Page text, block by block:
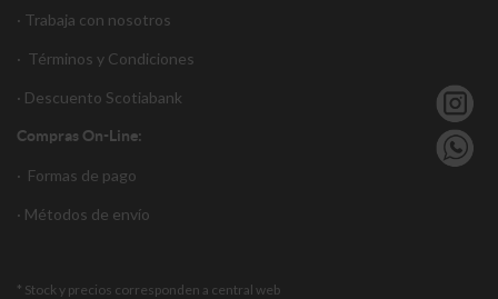
· Trabaja con nosotros
· Términos y Condiciones
· Descuento Scotiabank
Compras On-Line:
· Formas de pago
· Métodos de envío
* Stock y precios corresponden a central web